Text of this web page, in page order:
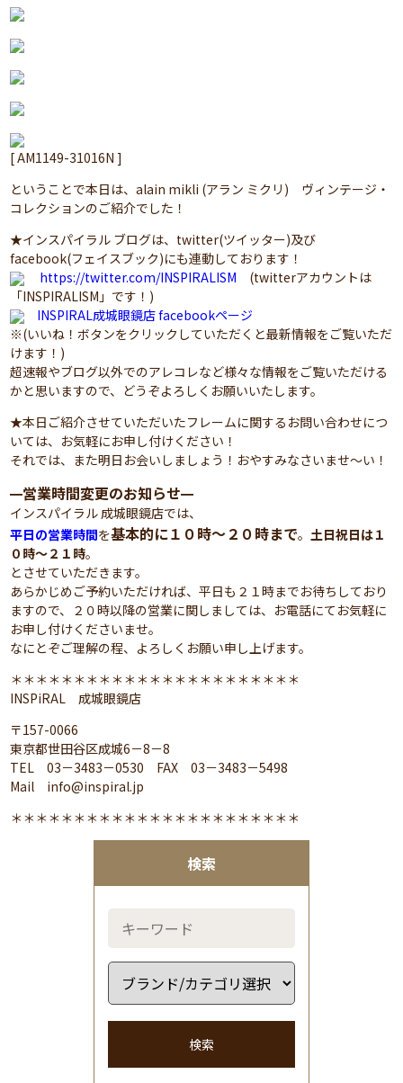
検索
検索
[ AM1149-31016N ]
ということで本日は、alain mikli (アラン ミクリ) ヴィンテージ・
コレクションのご紹介でした！
★インスパイラル ブログは、twitter(ツイッター)及び
facebook(フェイスブック)にも連動しております！
https://twitter.com/INSPIRALISM (twitterアカウントは
「INSPIRALISM」です！)
INSPIRAL成城眼鏡店 facebookページ
※(いいね！ボタンをクリックしていただくと最新情報をご覧いただ
けます！)
超速報やブログ以外でのアレコレなど様々な情報をご覧いただける
かと思いますので、どうぞよろしくお願いいたします。
★本日ご紹介させていただいたフレームに関するお問い合わせにつ
いては、お気軽にお申し付けください！
それでは、また明日お会いしましょう！おやすみなさいませ～い！
━営業時間変更のお知らせ━
インスパイラル 成城眼鏡店では、
平日の営業時間を基本的に１０時～２０時まで。土日祝日は１
０時～２１時。
とさせていただきます。
あらかじめご予約いただければ、平日も２１時までお待ちしており
ますので、２０時以降の営業に関しましては、お電話にてお気軽に
お申し付けくださいませ。
なにとぞご理解の程、よろしくお願い申し上げます。
＊＊＊＊＊＊＊＊＊＊＊＊＊＊＊＊＊＊＊＊＊＊＊
INSPiRAL 成城眼鏡店
〒157-0066
東京都世田谷区成城6－8－8
TEL 03－3483－0530 FAX 03－3483－5498
Mail info@inspiral.jp
＊＊＊＊＊＊＊＊＊＊＊＊＊＊＊＊＊＊＊＊＊＊＊